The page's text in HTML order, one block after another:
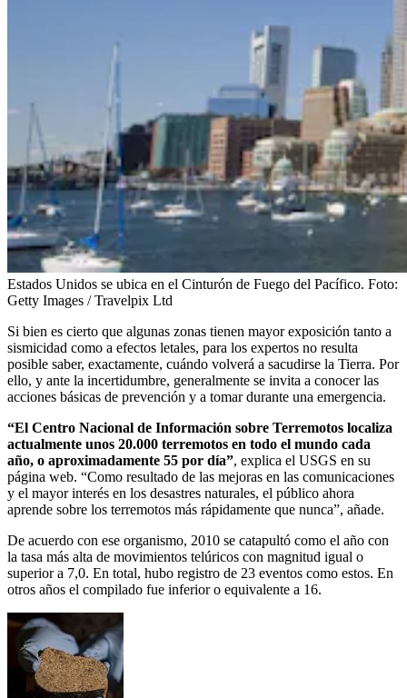
Estados Unidos se ubica en el Cinturón de Fuego del Pacífico. Foto:
Getty Images / Travelpix Ltd
Si bien es cierto que algunas zonas tienen mayor exposición tanto a
sismicidad como a efectos letales, para los expertos no resulta
posible saber, exactamente, cuándo volverá a sacudirse la Tierra. Por
ello, y ante la incertidumbre, generalmente se invita a conocer las
acciones básicas de prevención y a tomar durante una emergencia.
“El Centro Nacional de Información sobre Terremotos localiza
actualmente unos 20.000 terremotos en todo el mundo cada
año, o aproximadamente 55 por día”, explica el USGS en su
página web. “Como resultado de las mejoras en las comunicaciones
y el mayor interés en los desastres naturales, el público ahora
aprende sobre los terremotos más rápidamente que nunca”, añade.
De acuerdo con ese organismo, 2010 se catapultó como el año con
la tasa más alta de movimientos telúricos con magnitud igual o
superior a 7,0. En total, hubo registro de 23 eventos como estos. En
otros años el compilado fue inferior o equivalente a 16.